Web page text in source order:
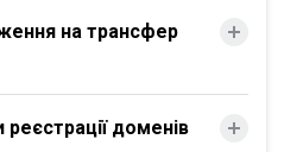
на трансфер
доменів